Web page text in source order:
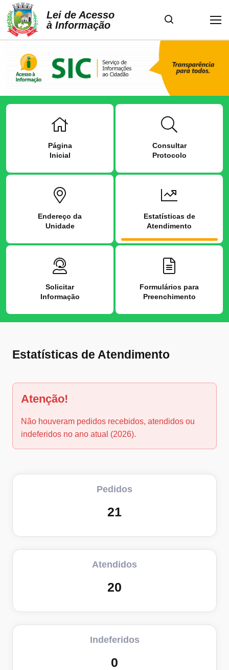
Lei de Acesso
à Informação
Página
Inicial
Consultar
Protocolo
Endereço da
Unidade
Estatísticas de
Atendimento
Solicitar
Informação
Formulários para
Preenchimento
Estatísticas de Atendimento
Atenção!
Não houveram pedidos recebidos, atendidos ou
indeferidos no ano atual (2026).
Pedidos
21
Atendidos
20
Indeferidos
0